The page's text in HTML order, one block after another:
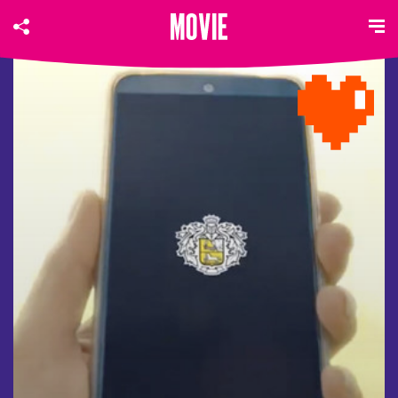
MITSUBISHI ELECTRIC